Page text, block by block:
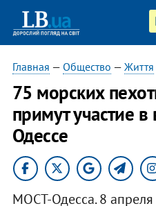
Главная — Общество — Життя
75 морских
примут участие
Одессе
МОСТ-Одесса. 8 апреля